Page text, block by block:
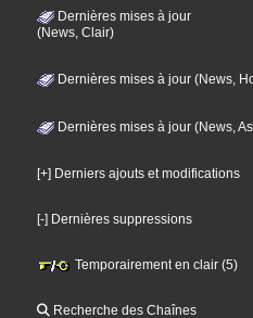
Dernières mises à jour
(News, Clair)
Dernières mises à jour (News,
Dernières mises à jour (News,
[+] Derniers ajouts et modifications
[-] Dernières suppressions
Temporairement en clair (5)
Recherche des Chaînes